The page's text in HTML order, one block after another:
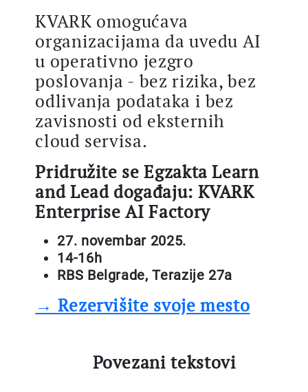
KVARK omogućava
organizacijama da uvedu AI
u operativno jezgro
poslovanja - bez rizika, bez
odlivanja podataka i bez
zavisnosti od eksternih
cloud servisa.
Pridružite se Egzakta Learn
and Lead događaju: KVARK
Enterprise AI Factory
27. novembar 2025.
14-16h
RBS Belgrade, Terazije 27a
→ Rezervišite svoje mesto
Povezani tekstovi